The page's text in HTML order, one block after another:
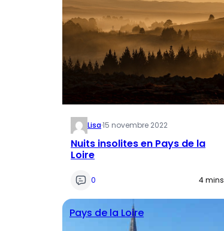
Lisa·15 novembre 2022
Nuits insolites en Pays de la
Loire
0 4 mins
Pays de la Loire